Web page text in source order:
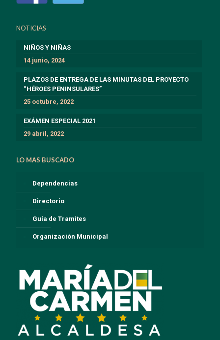
NOTICIAS
NIÑOS Y NIÑAS
14 junio, 2024
PLAZOS DE ENTREGA DE LAS MINUTAS DEL PROYECTO
“HÉROES PENINSULARES”
25 octubre, 2022
EXÁMEN ESPECIAL 2021
29 abril, 2022
LO MAS BUSCADO
Dependencias
Directorio
Guía de Tramites
Organización Municipal